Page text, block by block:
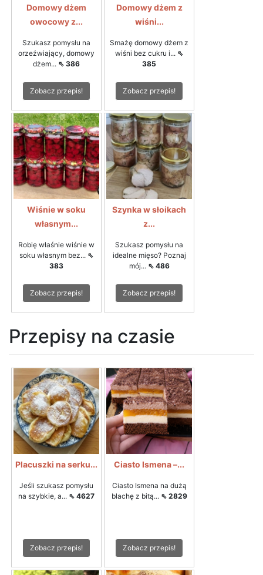
Domowy dżem
owocowy z...
Szukasz pomysłu na
orzeźwiający, domowy
dżem... ⇖ 386
Zobacz przepis!
Domowy dżem z
wiśni...
Smażę domowy dżem z
wiśni bez cukru i... ⇖
385
Zobacz przepis!
Wiśnie w soku
własnym...
Robię właśnie wiśnie w
soku własnym bez... ⇖
383
Zobacz przepis!
Szynka w słoikach
z...
Szukasz pomysłu na
idealne mięso? Poznaj
mój... ⇖ 486
Zobacz przepis!
Przepisy na czasie
Placuszki na serku...
Jeśli szukasz pomysłu
na szybkie, a... ⇖ 4627
Zobacz przepis!
Ciasto Ismena –...
Ciasto Ismena na dużą
blachę z bitą... ⇖ 2829
Zobacz przepis!